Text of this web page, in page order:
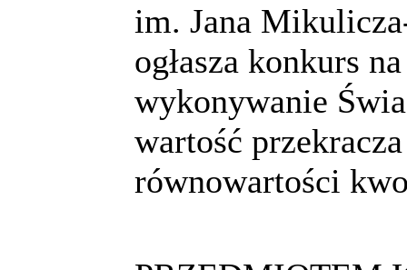
im. Jana
ogłasza konkurs
wykonywanie
wartość
równowartości